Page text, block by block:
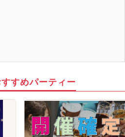
すめパーティー